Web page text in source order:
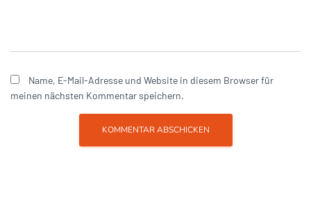
Name, E-Mail-Adresse und Website in diesem Browser für
meinen nächsten Kommentar speichern.